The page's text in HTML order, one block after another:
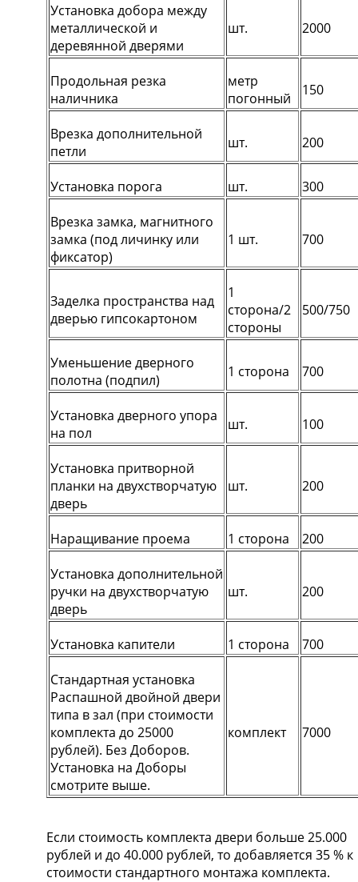
Установка добора между
металлической и
деревянной дверями
шт. 2000
Продольная резка
наличника
метр
погонный
150
Врезка дополнительной
петли
шт. 200
Установка порога шт.
300
Врезка замка, магнитного
замка (под личинку или
фиксатор)
1 шт. 700
Заделка пространства над
дверью гипсокартоном
1
сторона/2
стороны
500/750
Уменьшение дверного
полотна (подпил)
1 сторона 700
Установка дверного упора
на пол
шт. 100
Установка притворной
планки на двухстворчатую
дверь
шт. 200
Наращивание проема 1 сторона
200
Установка дополнительной
ручки на двухстворчатую
дверь
шт. 200
Установка капители 1 сторона
700
Стандартная установка
Распашной двойной двери
типа в зал (при стоимости
комплекта до 25000
рублей). Без Доборов.
Установка на Доборы
смотрите выше.
комплект 7000
Если стоимость комплекта двери больше 25.000
рублей и до 40.000 рублей, то добавляется 35 % к
стоимости стандартного монтажа комплекта.